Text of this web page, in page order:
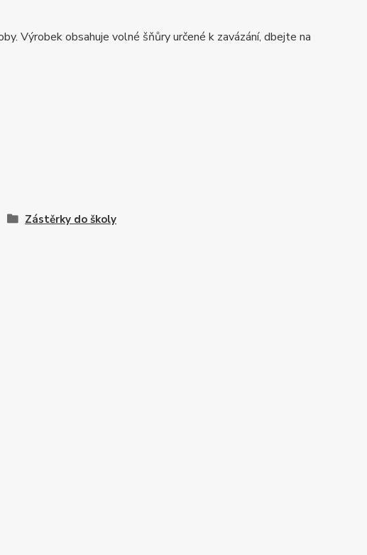
Výrobek obsahuje volné šňůry určené k zavázání, dbejte na
Zástěrky do školy